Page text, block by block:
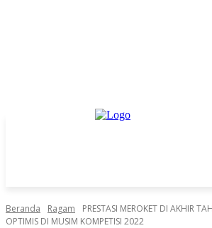
Beranda Ragam
PRESTASI MEROKET DI AKHIR
OPTIMIS DI MUSIM KOMPETISI 2022